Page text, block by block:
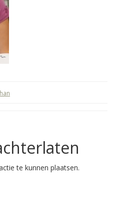
te kunnen plaatsen.